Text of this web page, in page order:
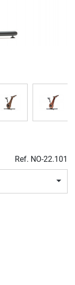
Ref. NO-22.101